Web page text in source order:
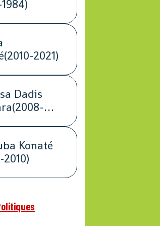
2021)
Dadis
Konaté